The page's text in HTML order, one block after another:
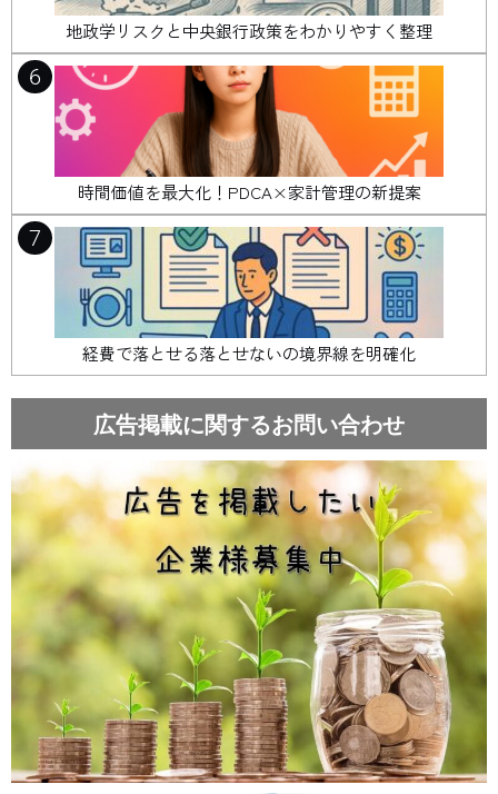
地政学リスクと中央銀行政策をわかりやすく整理
6
時間価値を最大化！PDCA×家計管理の新提案
7
経費で落とせる落とせないの境界線を明確化
広告掲載に関するお問い合わせ